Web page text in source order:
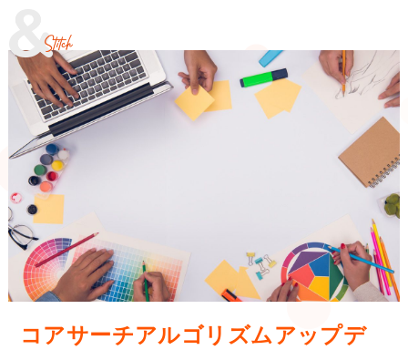
コアサーチアルゴリズムアップデ